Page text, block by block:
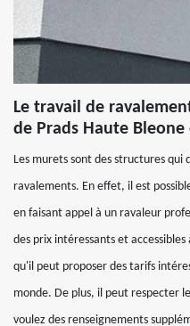
Le travail de
de Prads Haute
Les murets sont des structures
ravalements. En effet, il est
en faisant appel à un ravaleur
des prix intéressants et
qu'il peut proposer des tarifs
monde. De plus, il peut respecter
voulez des renseignements